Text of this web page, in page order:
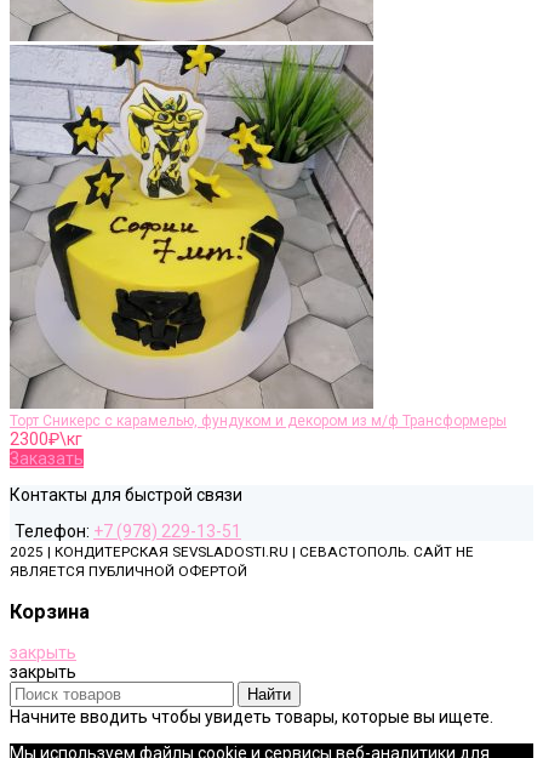
Торт Сникерс с карамелью, фундуком и декором из м/ф Трансформеры
2300₽\кг
Заказать
Контакты для быстрой связи
Телефон: +7 (978) 229-13-51
2025 | КОНДИТЕРСКАЯ SEVSLADOSTI.RU | СЕВАСТОПОЛЬ. САЙТ НЕ
ЯВЛЯЕТСЯ ПУБЛИЧНОЙ ОФЕРТОЙ
Корзина
закрыть
закрыть
Найти
Начните вводить чтобы увидеть товары, которые вы ищете.
Мы используем файлы cookie и сервисы веб-аналитики для